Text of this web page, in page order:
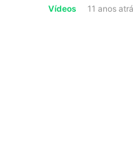
Vídeos 11 anos